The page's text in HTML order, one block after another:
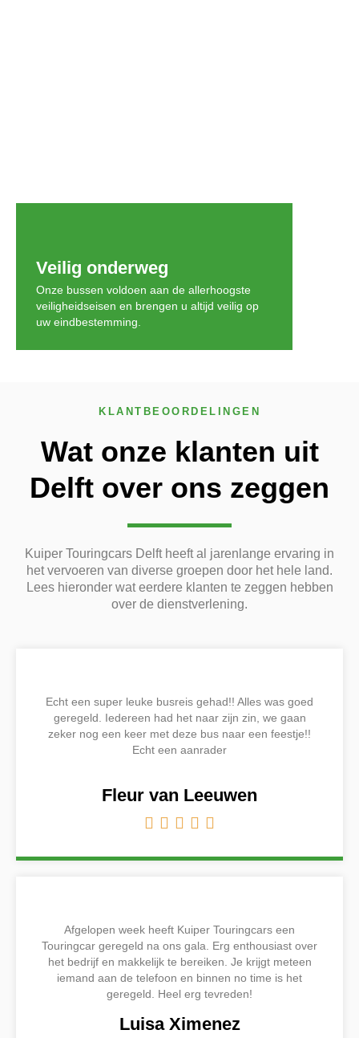
Veilig onderweg
Onze bussen voldoen aan de allerhoogste
veiligheidseisen en brengen u altijd veilig op
uw eindbestemming.
KLANTBEOORDELINGEN
Wat onze klanten uit
Delft over ons zeggen
Kuiper Touringcars Delft heeft al jarenlange ervaring in
het vervoeren van diverse groepen door het hele land.
Lees hieronder wat eerdere klanten te zeggen hebben
over de dienstverlening.
Echt een super leuke busreis gehad!! Alles was goed
geregeld. Iedereen had het naar zijn zin, we gaan
zeker nog een keer met deze bus naar een feestje!!
Echt een aanrader
Fleur van Leeuwen
    
Afgelopen week heeft Kuiper Touringcars een
Touringcar geregeld na ons gala. Erg enthousiast over
het bedrijf en makkelijk te bereiken. Je krijgt meteen
iemand aan de telefoon en binnen no time is het
geregeld. Heel erg tevreden!
Luisa Ximenez